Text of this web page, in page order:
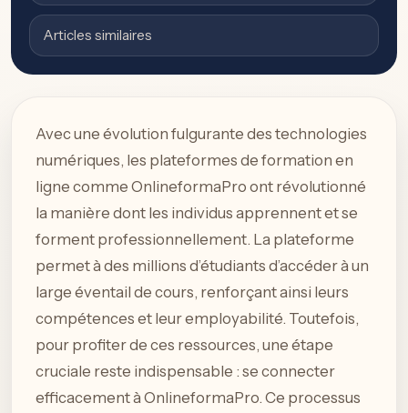
Articles similaires
Avec une évolution fulgurante des technologies
numériques, les plateformes de formation en
ligne comme OnlineformaPro ont révolutionné
la manière dont les individus apprennent et se
forment professionnellement. La plateforme
permet à des millions d’étudiants d’accéder à un
large éventail de cours, renforçant ainsi leurs
compétences et leur employabilité. Toutefois,
pour profiter de ces ressources, une étape
cruciale reste indispensable : se connecter
efficacement à OnlineformaPro. Ce processus